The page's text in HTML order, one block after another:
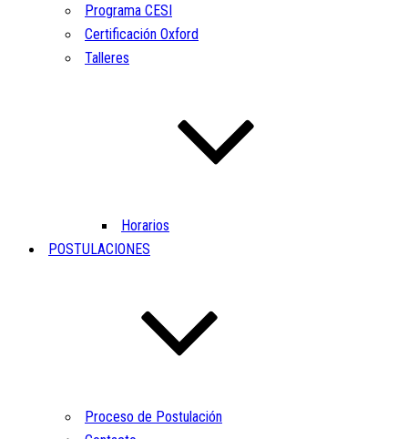
Programa CESI
Certificación Oxford
Talleres
Horarios
POSTULACIONES
Proceso de Postulación